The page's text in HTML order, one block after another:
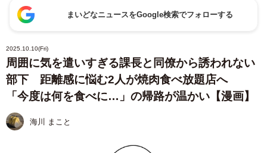
まいどなニュースをGoogle検索でフォローする
2025.10.10(Fri)
周囲に気を遣いすぎる課長と同僚から誘われない
部下 距離感に悩む2人が焼肉食べ放題店へ
「今度は何を食べに…」の帰路が温かい【漫画】
海川 まこと